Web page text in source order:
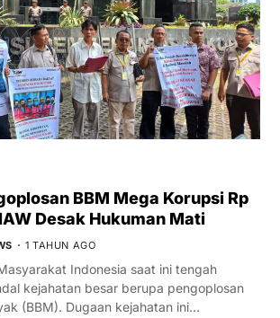
BBM Mega Korupsi Rp
Desak Hukuman Mati
1 TAHUN AGO
Indonesia saat ini tengah
kejahatan besar berupa pengoplosan
(BBM). Dugaan kejahatan ini…